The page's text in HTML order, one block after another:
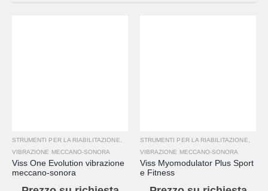
STRUMENTI PER LA RIABILITAZIONE
VIBRAZIONE MECCANO-SONORA
Viss One Evolution vibrazione
meccano-sonora
STRUMENTI PER LA RIABILITAZIONE
VIBRAZIONE MECCANO-SONORA
Viss Myomodulator Plus Sport
e Fitness